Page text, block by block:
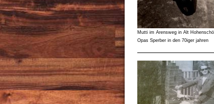
Mutti im Arensweg in Alt
Opas Sperber in den 70iger jahren